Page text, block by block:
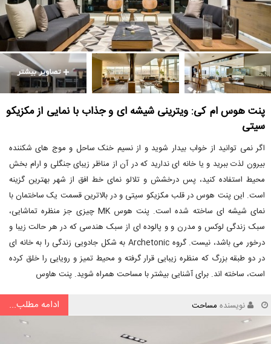
پنت هوس ام کی: ویترینی شیشه ای و جذاب با نمایی از مکزیکو
سیتی
اگر نمی توانید از خواب بیدار شوید و از نسیم خنک ساحل و موج های شکننده
بیرون لذت ببرید و یا خانه ای ندارید که در آن از مناظر زیبای جنگلی و ارام بخش
محیط استفاده کنید، پس درخشش و تلالو نمای خط افق از شهر بهترین گزینه
است. این پنت هوس در قلب مکزیکو سیتی و در بالاترین قسمت یک ساختمان با
نمای شیشه ای ساخته شده است. پنت هوس MK چیزی جز منظره تماشایی،
سبک زندگی لوکس و مدرن و و پالوده ای از سبک هندسی که در هر حالت زیبا و
درخور می باشد، نیست. گروه Archetonic به شکل جادویی زندگی را به خانه ای
در دو طبقه بزرگ که منظره زیبایی قرار گرفته و محیط تمیز و رویایی را خلق کرده
است، ساخته اند. برای آشنایی بیشتر با مساحت همراه شوید. پنت هاوس
نویسنده مساحت ادامه مطلب...